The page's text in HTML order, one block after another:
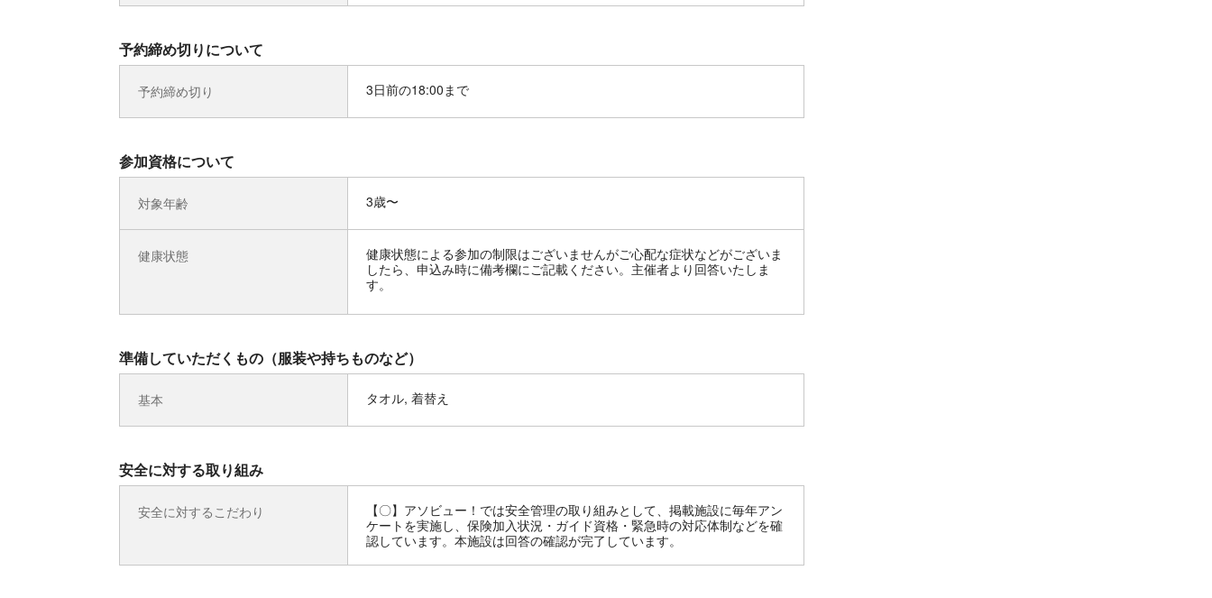
予約締め切りについて
予約締め切り 3日前の18:00まで
参加資格について
対象年齢 3歳〜
健康状態
健康状態による参加の制限はございませんがご心配な症状などがございま
したら、申込み時に備考欄にご記載ください。主催者より回答いたしま
す。
準備していただくもの（服装や持ちものなど）
基本 タオル, 着替え
安全に対する取り組み
安全に対するこだわり
【〇】アソビュー！では安全管理の取り組みとして、掲載施設に毎年アン
ケートを実施し、保険加入状況・ガイド資格・緊急時の対応体制などを確
認しています。本施設は回答の確認が完了しています。